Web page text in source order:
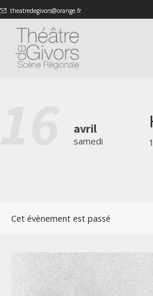
theatredegivors@orange.fr
avril
samedi
Cet évènement est passé